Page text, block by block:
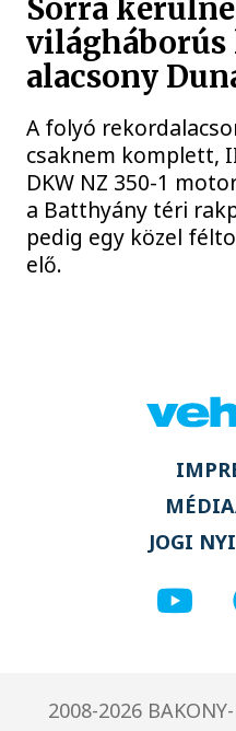
Sorra
világháborús
alacsony
A folyó
csaknem komplett,
DKW NZ 350-1
a Batthyány téri
pedig egy közel
elő.
JOGI
2008-2026